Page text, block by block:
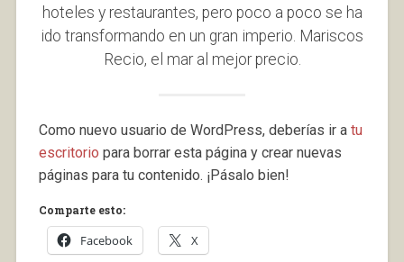
hoteles y restaurantes, pero poco a poco se ha
ido transformando en un gran imperio. Mariscos
Recio, el mar al mejor precio.
Como nuevo usuario de WordPress, deberías ir a tu
escritorio para borrar esta página y crear nuevas
páginas para tu contenido. ¡Pásalo bien!
Comparte esto:
Facebook X